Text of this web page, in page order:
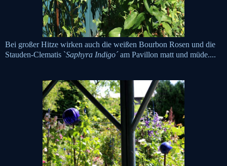
Bei großer Hitze wirken auch die weißen Bourbon Rosen und die
Stauden-Clematis `Saphyra Indigo´am Pavillon matt und müde....